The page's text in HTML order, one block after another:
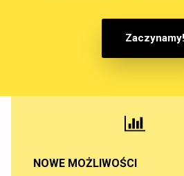
Zaczynamy!
NOWE MOŻLIWOŚCI